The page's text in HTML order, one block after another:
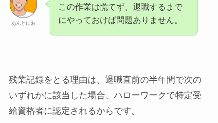
あんとにお
この作業は慌てず、退職するまで
にやっておけば問題ありません。
残業記録をとる理由は、退職直前の半年間で次の
いずれかに該当した場合、ハローワークで特定受
給資格者に認定されるからです。